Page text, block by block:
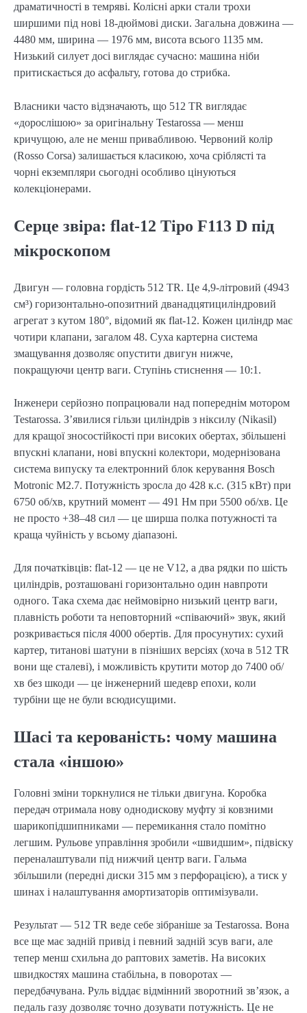
драматичності в темряві. Колісні арки стали трохи
ширшими під нові 18-дюймові диски. Загальна довжина —
4480 мм, ширина — 1976 мм, висота всього 1135 мм.
Низький силует досі виглядає сучасно: машина ніби
притискається до асфальту, готова до стрибка.
Власники часто відзначають, що 512 TR виглядає
«дорослішою» за оригінальну Testarossa — менш
кричущою, але не менш привабливою. Червоний колір
(Rosso Corsa) залишається класикою, хоча сріблясті та
чорні екземпляри сьогодні особливо цінуються
колекціонерами.
Серце звіра: flat-12 Tipo F113 D під
мікроскопом
Двигун — головна гордість 512 TR. Це 4,9-літровий (4943
см³) горизонтально-опозитний дванадцятициліндровий
агрегат з кутом 180°, відомий як flat-12. Кожен циліндр має
чотири клапани, загалом 48. Суха картерна система
змащування дозволяє опустити двигун нижче,
покращуючи центр ваги. Ступінь стиснення — 10:1.
Інженери серйозно попрацювали над попереднім мотором
Testarossa. З’явилися гільзи циліндрів з ніксилу (Nikasil)
для кращої зносостійкості при високих обертах, збільшені
впускні клапани, нові впускні колектори, модернізована
система випуску та електронний блок керування Bosch
Motronic M2.7. Потужність зросла до 428 к.с. (315 кВт) при
6750 об/хв, крутний момент — 491 Нм при 5500 об/хв. Це
не просто +38–48 сил — це ширша полка потужності та
краща чуйність у всьому діапазоні.
Для початківців: flat-12 — це не V12, а два рядки по шість
циліндрів, розташовані горизонтально один навпроти
одного. Така схема дає неймовірно низький центр ваги,
плавність роботи та неповторний «співаючий» звук, який
розкривається після 4000 обертів. Для просунутих: сухий
картер, титанові шатуни в пізніших версіях (хоча в 512 TR
вони ще сталеві), і можливість крутити мотор до 7400 об/
хв без шкоди — це інженерний шедевр епохи, коли
турбіни ще не були всюдисущими.
Шасі та керованість: чому машина
стала «іншою»
Головні зміни торкнулися не тільки двигуна. Коробка
передач отримала нову однодискову муфту зі ковзними
шарикопідшипниками — перемикання стало помітно
легшим. Рульове управління зробили «швидшим», підвіску
переналаштували під нижчий центр ваги. Гальма
збільшили (передні диски 315 мм з перфорацією), а тиск у
шинах і налаштування амортизаторів оптимізували.
Результат — 512 TR веде себе зібраніше за Testarossa. Вона
все ще має задній привід і певний задній зсув ваги, але
тепер менш схильна до раптових заметів. На високих
швидкостях машина стабільна, в поворотах —
передбачувана. Руль віддає відмінний зворотний зв’язок, а
педаль газу дозволяє точно дозувати потужність. Це не